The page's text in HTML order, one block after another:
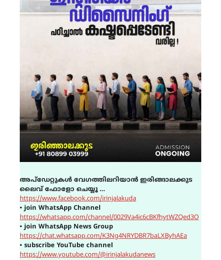
അപ്ഡേറ്റുകൾ വേഗത്തിലറിയാൻ ഇരിങ്ങാലക്കുട
ലൈവ് ഫോളോ ചെയ്യൂ …
https://www.facebook.com/irinjalakuda
▪ join WhatsApp Channel
https://whatsapp.com/channel/0029Va4ic6cBKfhytWZQed3O
▪ join WhatsApp News Group
https://chat.whatsapp.com/K3Ng4NRYDBR7baLXByhAEa
▪ subscribe YouTube channel
https://www.youtube.com/@irinjalakudanews